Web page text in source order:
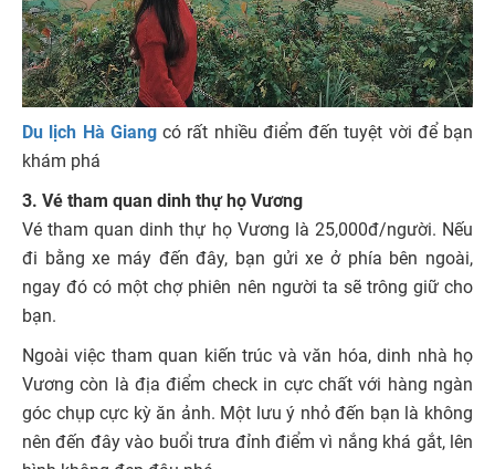
Du lịch Hà Giangcó rất nhiều điểm đến tuyệt vời để bạn
khám phá
3. Vé tham quan dinh thự họ Vương
Vé tham quan dinh thự họ Vương là 25,000đ/người. Nếu
đi bằng xe máy đến đây, bạn gửi xe ở phía bên ngoài,
ngay đó có một chợ phiên nên người ta sẽ trông giữ cho
bạn.
Ngoài việc tham quan kiến trúc và văn hóa, dinh nhà họ
Vương còn là địa điểm check in cực chất với hàng ngàn
góc chụp cực kỳ ăn ảnh. Một lưu ý nhỏ đến bạn là không
nên đến đây vào buổi trưa đỉnh điểm vì nắng khá gắt, lên